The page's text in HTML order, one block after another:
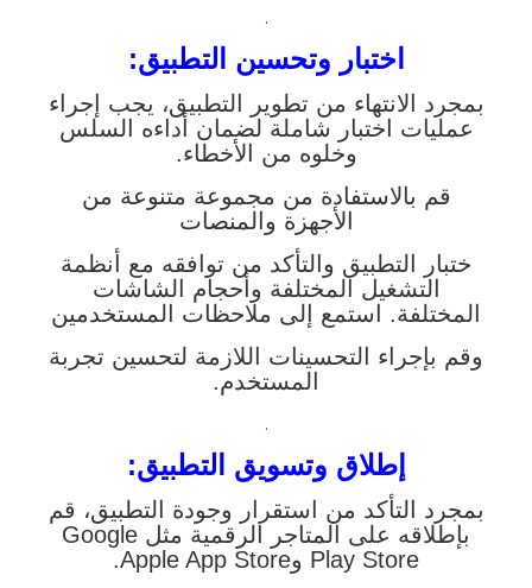
.
اختبار وتحسين التطبيق:
بمجرد الانتهاء من تطوير التطبيق، يجب إجراء
عمليات اختبار شاملة لضمان أداءه السلس
وخلوه من الأخطاء.
قم بالاستفادة من مجموعة متنوعة من
الأجهزة والمنصات
ختبار التطبيق والتأكد من توافقه مع أنظمة
التشغيل المختلفة وأحجام الشاشات
المختلفة. استمع إلى ملاحظات المستخدمين
وقم بإجراء التحسينات اللازمة لتحسين تجربة
المستخدم.
.
إطلاق وتسويق التطبيق:
بمجرد التأكد من استقرار وجودة التطبيق، قم
بإطلاقه على المتاجر الرقمية مثل Google
Play Store وApple App Store.